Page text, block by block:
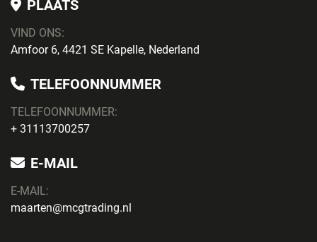
PLAATS
VIND ONS:
Amfoor 6, 4421 SE Kapelle, Nederland
TELEFOONNUMMER
TELEFOONNUMMER:
+ 31113700257
E-MAIL
E-MAIL:
maarten@mcgtrading.nl